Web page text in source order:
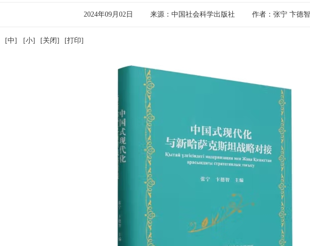
2024年09月02日 来源：中国社会科学出版社 作者：张宁 卞德智
[中] [小] [关闭] [打印]